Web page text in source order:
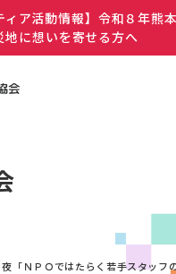
ィア活動情報】令和８年熊
地に想いを寄せる方へ
「ＮＰＯではたらく若手スタッフの